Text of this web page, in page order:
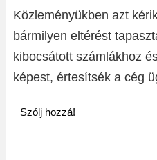
Közleményükben azt
bármilyen eltérést
kibocsátott számlákhoz
képest, értesítsék a cég
Szólj hozzá!